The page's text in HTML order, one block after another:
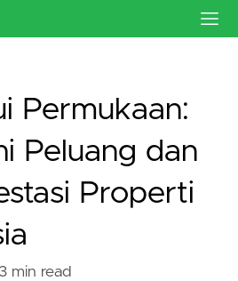
Permukaan:
Peluang dan
Properti
3 min read